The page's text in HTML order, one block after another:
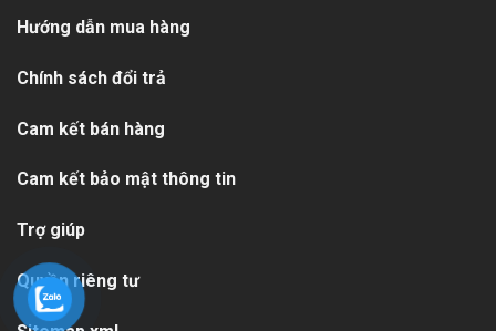
Hướng dẫn mua hàng
Chính sách đổi trả
Cam kết bán hàng
Cam kết bảo mật thông tin
Trợ giúp
Quyền riêng tư